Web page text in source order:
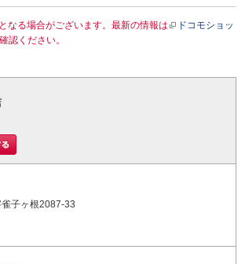
なる場合がございます。最新の情報は
ドコモショッ
認ください。
子ヶ根2087-33